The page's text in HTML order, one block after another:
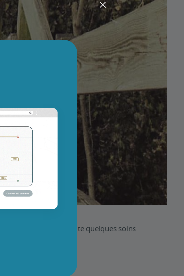
Cependant, il nécessite quelques soins